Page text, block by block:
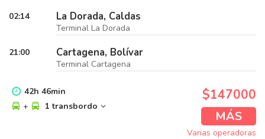
02:14 La Dorada, Caldas
Terminal La Dorada
21:00 Cartagena, Bolívar
Terminal Cartagena
42h 46min
+
1 transbordo
$147000
MÁS
Varias operadoras